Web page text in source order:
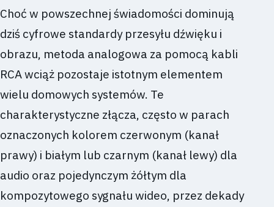
Choć w powszechnej świadomości dominują
dziś cyfrowe standardy przesyłu dźwięku i
obrazu, metoda analogowa za pomocą kabli
RCA wciąż pozostaje istotnym elementem
wielu domowych systemów. Te
charakterystyczne złącza, często w parach
oznaczonych kolorem czerwonym (kanał
prawy) i białym lub czarnym (kanał lewy) dla
audio oraz pojedynczym żółtym dla
kompozytowego sygnału wideo, przez dekady